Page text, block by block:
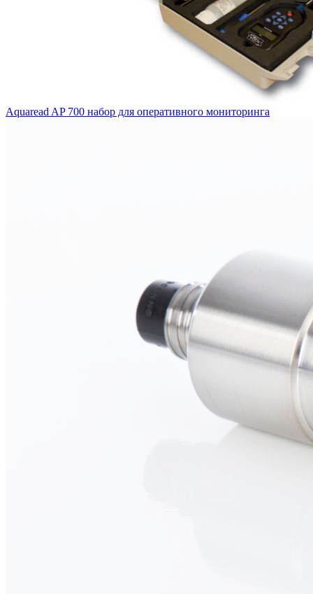
Aquaread AP 700 набор для оперативного мониторинга